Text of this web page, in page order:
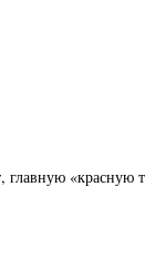
главную «красную